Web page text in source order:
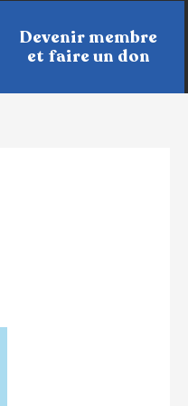
Devenir membre
et faire un don